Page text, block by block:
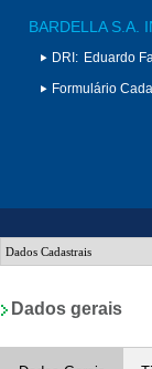
BARDELLA S.A.
DRI: Eduardo
Formulário